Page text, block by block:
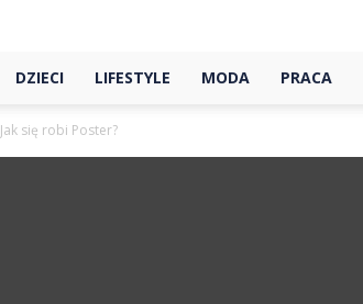
DZIECI LIFESTYLE MODA PRACA
Jak się robi Poster?